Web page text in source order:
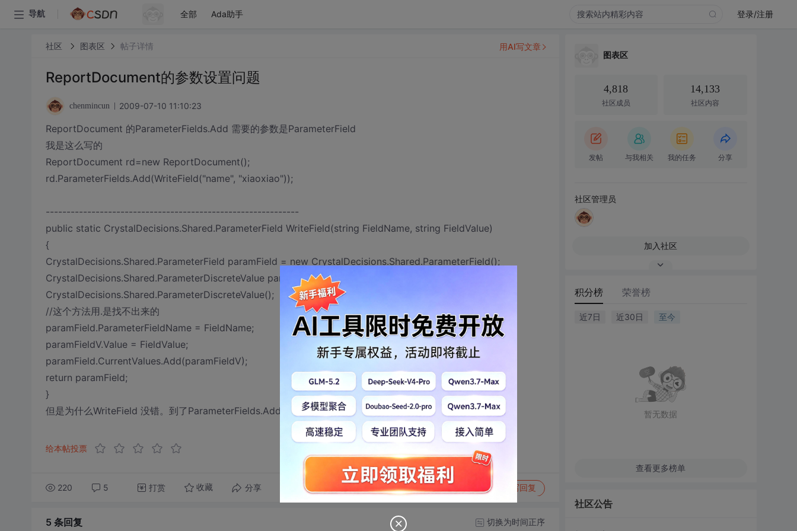
导航 全部 Ada助手 登录/注册
社区 图表区 帖子详情
ReportDocument的参数设置问题
chenmincun 2009-07-10 11:10:23
ReportDocument 的ParameterFields.Add 需要的参数是ParameterField
我是这么写的
ReportDocument rd=new ReportDocument();
rd.ParameterFields.Add(WriteField("name", "xiaoxiao"));
-------------------------------------------------------------
public static CrystalDecisions.Shared.ParameterField WriteField(string FieldName, string FieldValue)
{
CrystalDecisions.Shared.ParameterField paramField = new CrystalDecisions.Shared.ParameterField();
CrystalDecisions.Shared.ParameterDiscreteValue paramFieldV = new
CrystalDecisions.Shared.ParameterDiscreteValue();
//这个方法用.是找不出来的
paramField.ParameterFieldName = FieldName;
paramFieldV.Value = FieldValue;
paramField.CurrentValues.Add(paramFieldV);
return paramField;
}
但是为什么WriteField 没错。到了ParameterFields.Add时候就报错了呢？
给本帖投票
220 5 打赏 收藏 分享 转发到动态 举报 写回复
用AI写文章
5 条回复 切换为时间正序
图表区
4,818
社区成员
14,133
社区内容
发帖 与我相关 我的任务 分享
社区管理员
加入社区
积分榜 荣誉榜
近7日 近30日 至今
暂无数据
查看更多榜单
社区公告